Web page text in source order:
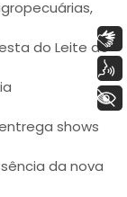
do Leite de
shows
da nova
Libras